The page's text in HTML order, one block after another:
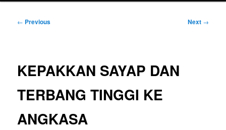
Post
← Previous Next →
KEPAKKAN SAYAP DAN
TERBANG TINGGI KE
ANGKASA